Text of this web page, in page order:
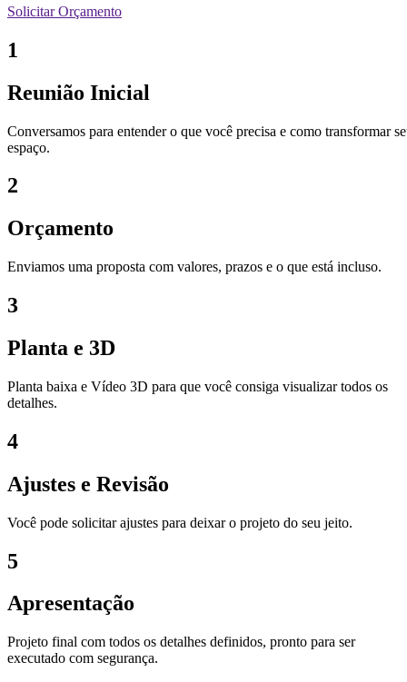
Solicitar Orçamento
1
Reunião Inicial
Conversamos para entender o que você precisa e como transformar
espaço.
2
Orçamento
Enviamos uma proposta com valores, prazos e o que está incluso.
3
Planta e 3D
Planta baixa e Vídeo 3D para que você consiga visualizar todos os
detalhes.
4
Ajustes e Revisão
Você pode solicitar ajustes para deixar o projeto do seu jeito.
5
Apresentação
Projeto final com todos os detalhes definidos, pronto para ser
executado com segurança.